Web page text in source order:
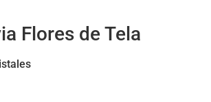
Flores de Tela